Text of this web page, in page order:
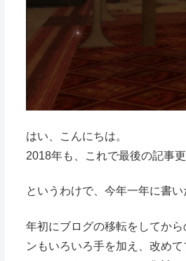
はい、こんにちは。
2018年も、これで最後の記事更
というわけで、今年一年に書い
年初にブログの移転をしてか
ンもいろいろ手を加え、改め